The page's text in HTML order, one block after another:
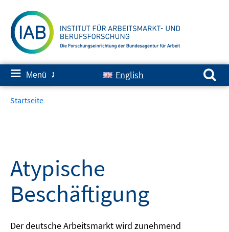
zum
Inhalt
≡ Menü ✘ English
Suchen nach:
Startseite
Atypische
Beschäftigung
Der deutsche Arbeitsmarkt wird zunehmend